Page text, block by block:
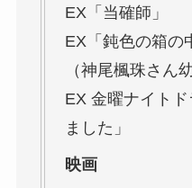
EX「当確師」
EX「鈍色の箱の
（神尾楓珠さん
EX 金曜ナイト
ました」
映画